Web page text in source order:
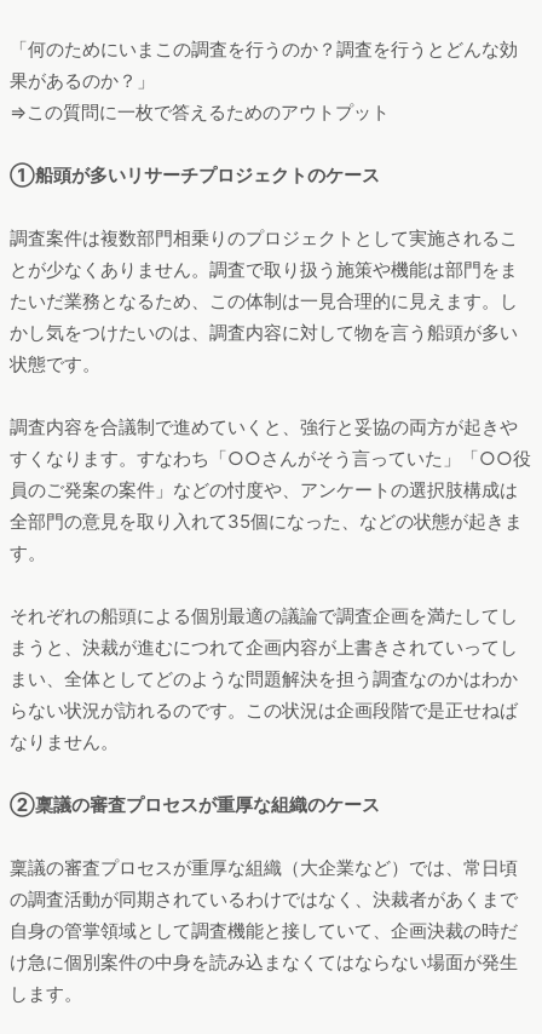
「何のためにいまこの調査を行うのか？調査を行うとどんな効
果があるのか？」
⇒この質問に一枚で答えるためのアウトプット
①船頭が多いリサーチプロジェクトのケース
調査案件は複数部門相乗りのプロジェクトとして実施されるこ
とが少なくありません。調査で取り扱う施策や機能は部門をま
たいだ業務となるため、この体制は一見合理的に見えます。し
かし気をつけたいのは、調査内容に対して物を言う船頭が多い
状態です。
調査内容を合議制で進めていくと、強行と妥協の両方が起きや
すくなります。すなわち「○○さんがそう言っていた」「○○役
員のご発案の案件」などの忖度や、アンケートの選択肢構成は
全部門の意見を取り入れて35個になった、などの状態が起きま
す。
それぞれの船頭による個別最適の議論で調査企画を満たしてし
まうと、決裁が進むにつれて企画内容が上書きされていってし
まい、全体としてどのような問題解決を担う調査なのかはわか
らない状況が訪れるのです。この状況は企画段階で是正せねば
なりません。
②稟議の審査プロセスが重厚な組織のケース
稟議の審査プロセスが重厚な組織（大企業など）では、常日頃
の調査活動が同期されているわけではなく、決裁者があくまで
自身の管掌領域として調査機能と接していて、企画決裁の時だ
け急に個別案件の中身を読み込まなくてはならない場面が発生
します。